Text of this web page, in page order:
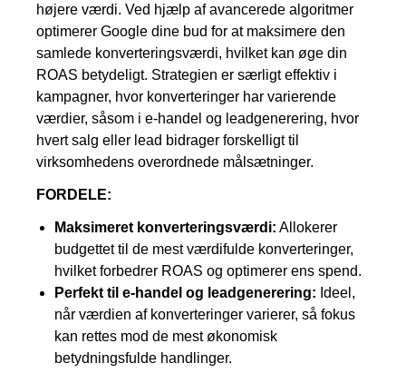
højere værdi. Ved hjælp af avancerede algoritmer
optimerer Google dine bud for at maksimere den
samlede konverteringsværdi, hvilket kan øge din
ROAS betydeligt. Strategien er særligt effektiv i
kampagner, hvor konverteringer har varierende
værdier, såsom i e-handel og leadgenerering, hvor
hvert salg eller lead bidrager forskelligt til
virksomhedens overordnede målsætninger.
FORDELE:
Maksimeret konverteringsværdi: Allokerer
budgettet til de mest værdifulde konverteringer,
hvilket forbedrer ROAS og optimerer ens spend.
Perfekt til e-handel og leadgenerering: Ideel,
når værdien af konverteringer varierer, så fokus
kan rettes mod de mest økonomisk
betydningsfulde handlinger.